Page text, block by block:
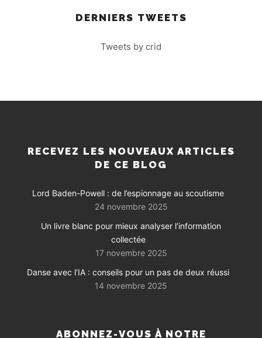
DERNIERS TWEETS
Tweets by crid
RECEVEZ LES NOUVEAUX ARTICLES
DE CE BLOG
Lord Baden-Powell : de l’espionnage au scoutisme
24 novembre 2025
Un livre blanc pour mieux analyser l’information
collectée
17 novembre 2025
Danse avec l’IA : conseils pour un pas de deux réussi
14 novembre 2025
ABONNEZ-VOUS À NOTRE